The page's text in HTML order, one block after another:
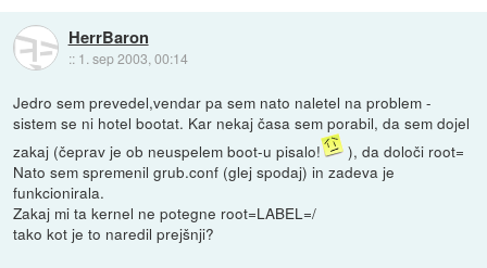
HerrBaron
:: 1. sep 2003, 00:14
Jedro sem prevedel,vendar pa sem nato naletel na problem -
sistem se ni hotel bootat. Kar nekaj časa sem porabil, da sem dojel
zakaj (čeprav je ob neuspelem boot-u pisalo!
), da določi root=
Nato sem spremenil grub.conf (glej spodaj) in zadeva je
funkcionirala.
Zakaj mi ta kernel ne potegne root=LABEL=/
tako kot je to naredil prejšnji?